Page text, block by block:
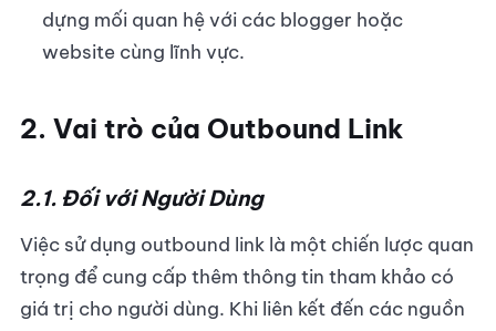
dựng mối quan hệ với các blogger hoặc
website cùng lĩnh vực.
2. Vai trò của Outbound Link
2.1. Đối với Người Dùng
Việc sử dụng outbound link là một chiến lược quan
trọng để cung cấp thêm thông tin tham khảo có
giá trị cho người dùng. Khi liên kết đến các nguồn